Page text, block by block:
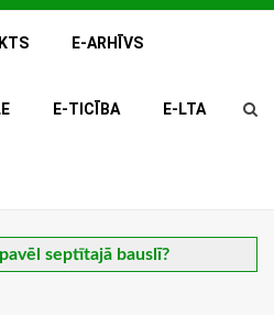
E-ARHĪVS
E-TICĪBA E-LTA
septītajā bauslī?